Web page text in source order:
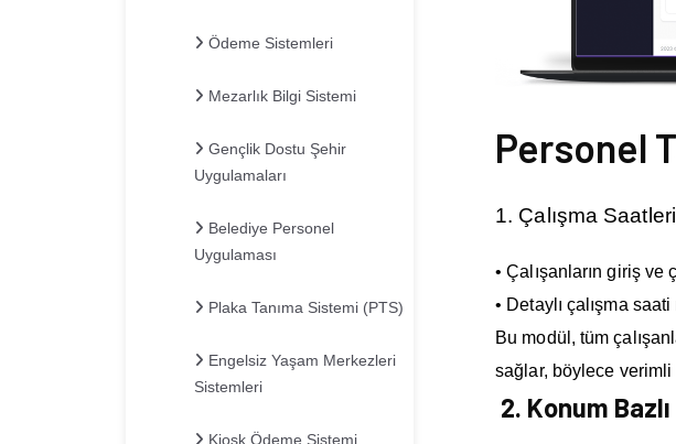
Ödeme Sistemleri
Mezarlık Bilgi Sistemi
Gençlik Dostu Şehir
Uygulamaları
Belediye Personel
Uygulaması
Plaka Tanıma Sistemi (PTS)
Engelsiz Yaşam Merkezleri
Sistemleri
Kiosk Ödeme Sistemi
Personel
1. Çalışma
• Çalışanların giriş ve
• Detaylı çalışma
Bu modül, tüm
sağlar, böylece verimli
2. Konum